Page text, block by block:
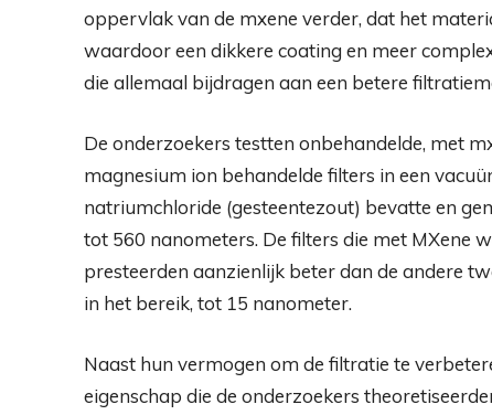
oppervlak van de mxene verder, dat het
waardoor een dikkere coating en meer
die allemaal bijdragen aan een betere
De onderzoekers testten onbehandelde, met
magnesium ion behandelde filters in een
natriumchloride (gesteentezout) bevatte en
tot 560 nanometers. De filters die met MXene
presteerden aanzienlijk beter dan de andere
in het bereik, tot 15 nanometer.
Naast hun vermogen om de filtratie te
eigenschap die de onderzoekers